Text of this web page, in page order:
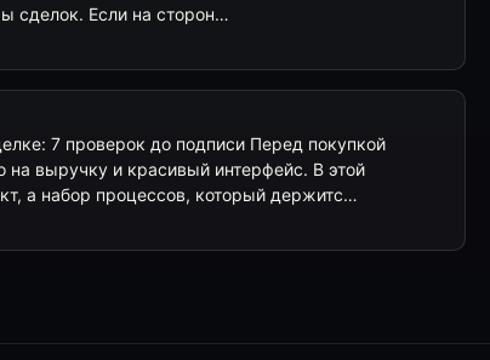
сделок. Если на сторон…
7 проверок до подписи Перед покупкой
на выручку и красивый интерфейс. В этой
а набор процессов, который держитс…